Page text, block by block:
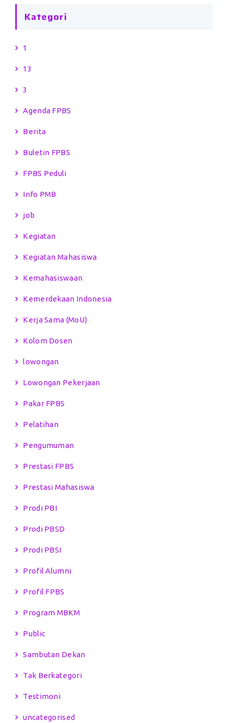
Kategori
1
13
3
Agenda FPBS
Berita
Buletin FPBS
FPBS Peduli
Info PMB
job
Kegiatan
Kegiatan Mahasiswa
Kemahasiswaan
Kemerdekaan Indonesia
Kerja Sama (MoU)
Kolom Dosen
lowongan
Lowongan Pekerjaan
Pakar FPBS
Pelatihan
Pengumuman
Prestasi FPBS
Prestasi Mahasiswa
Prodi PBI
Prodi PBSD
Prodi PBSI
Profil Alumni
Profil FPBS
Program MBKM
Public
Sambutan Dekan
Tak Berkategori
Testimoni
uncategorised